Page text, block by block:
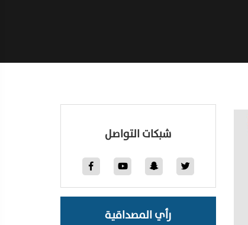
شبكات التواصل
رأي المصداقية